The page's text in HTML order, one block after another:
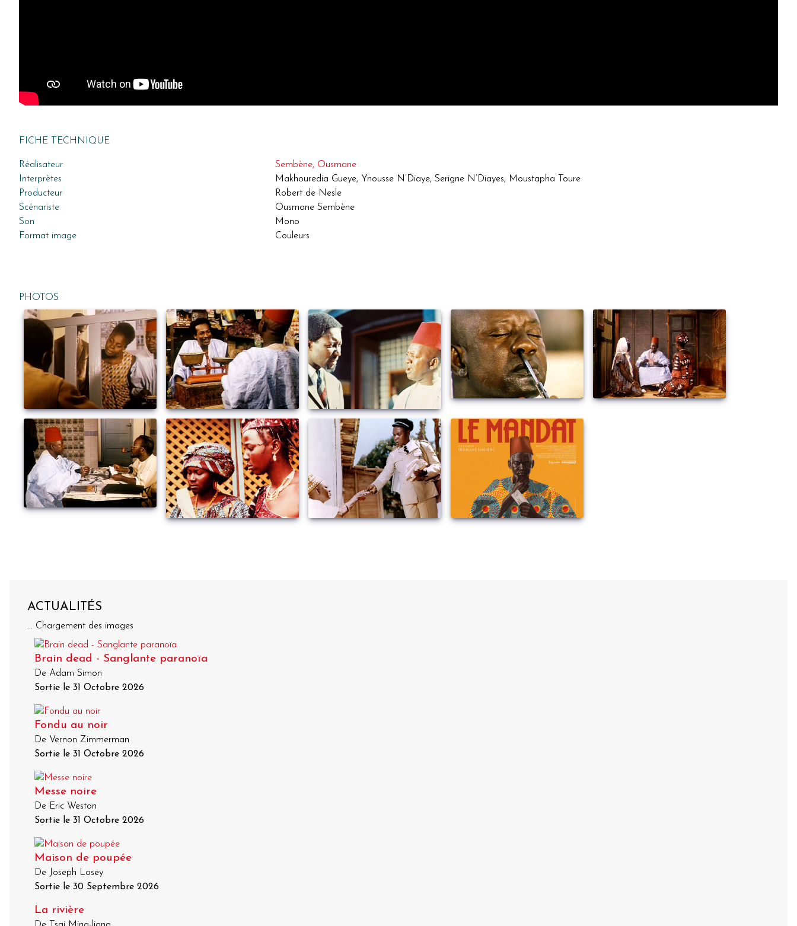
FICHE TECHNIQUE
Réalisateur
Sembène, Ousmane
Interprètes
Makhouredia Gueye, Ynousse N’Diaye, Serigne N’Diayes, Moustapha Toure
Producteur
Robert de Nesle
Scénariste
Ousmane Sembène
Son
Mono
Format image
Couleurs
PHOTOS
ACTUALITÉS
... Chargement des images
Brain dead - Sanglante paranoïa
De Adam Simon
Sortie le 31 Octobre 2026
Fondu au noir
De Vernon Zimmerman
Sortie le 31 Octobre 2026
Messe noire
De Eric Weston
Sortie le 31 Octobre 2026
Maison de poupée
De Joseph Losey
Sortie le 30 Septembre 2026
La rivière